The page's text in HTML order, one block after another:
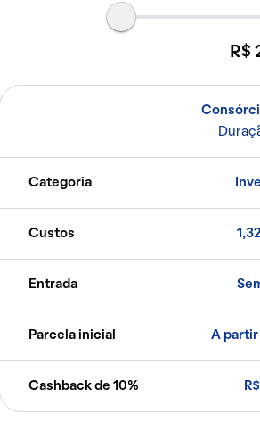
R$
Categoria
Custos
Entrada
Parcela inicial A partir
Cashback de 10%